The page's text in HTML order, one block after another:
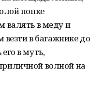
попке
валять в меду и
везти в багажнике до
в муть,
волной на